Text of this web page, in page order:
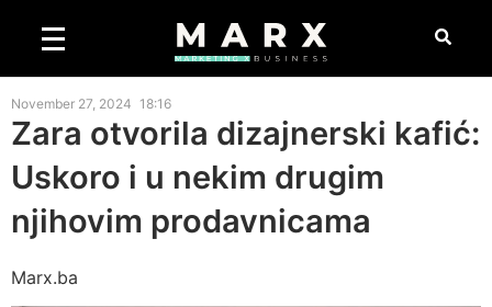
November 27, 2024 18:16
Zara otvorila dizajnerski kafić:
Uskoro i u nekim drugim
njihovim prodavnicama
Marx.ba